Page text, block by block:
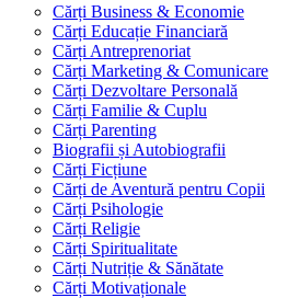
Cărți Business & Economie
Cărți Educație Financiară
Cărți Antreprenoriat
Cărți Marketing & Comunicare
Cărți Dezvoltare Personală
Cărți Familie & Cuplu
Cărți Parenting
Biografii și Autobiografii
Cărți Ficțiune
Cărți de Aventură pentru Copii
Cărți Psihologie
Cărți Religie
Cărți Spiritualitate
Cărți Nutriție & Sănătate
Cărți Motivaționale